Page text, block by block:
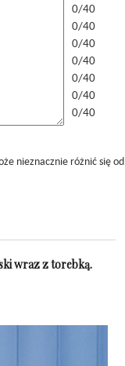
0/40
0/40
0/40
0/40
0/40
0/40
0/40
nieznacznie różnić się od
wraz z torebką.